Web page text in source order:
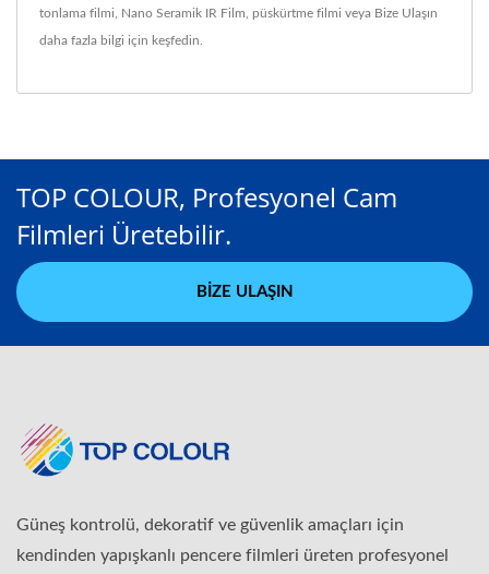
tonlama filmi Nano Seramik IR Film püskürtme filmi veya Bize Ulaşın
daha fazla bilgi için keşfedin.
TOP COLOUR, Profesyonel Cam
Filmleri Üretebilir.
BIZE ULAŞIN
Güneş kontrolü, dekoratif ve güvenlik amaçları için
kendinden yapışkanlı pencere filmleri üreten profesyonel